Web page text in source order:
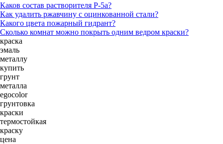
Каков состав растворителя Р-5а?
Как удалить ржавчину с оцинкованной стали?
Какого цвета пожарный гидрант?
Сколько комнат можно покрыть одним ведром краски?
краска
эмаль
металлу
купить
грунт
металла
egocolor
грунтовка
краски
термостойкая
краску
цена